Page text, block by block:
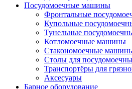
Посудомоечные машины
Фронтальные
Купольные
Тунельные
Котломоечные машины
Стакономоечные
Столы для
Транспортёры для
Аксесуары
Барное оборудование